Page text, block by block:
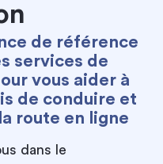
de référence
services de
vous aider à
de conduire et
route en ligne
dans le